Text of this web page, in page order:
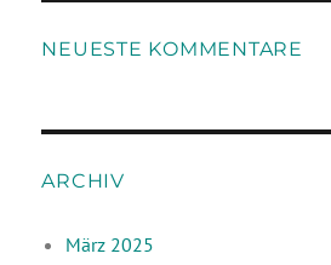
NEUESTE KOMMENTARE
ARCHIV
März 2025